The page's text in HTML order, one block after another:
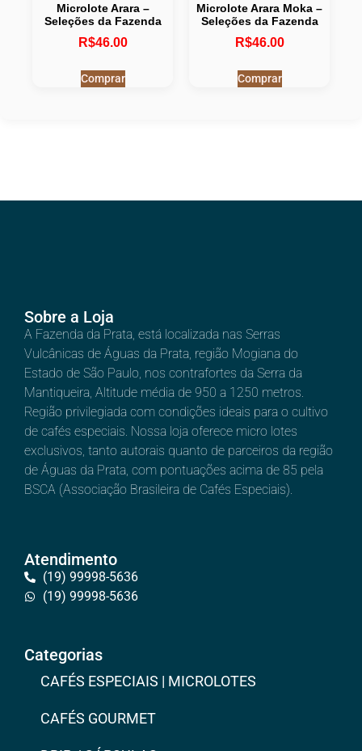
Microlote Arara –
Seleções da Fazenda
R$46.00
Comprar
Microlote Arara Moka –
Seleções da Fazenda
R$46.00
Comprar
Sobre a Loja
A Fazenda da Prata, está localizada nas Serras
Vulcânicas de Águas da Prata, região Mogiana do
Estado de São Paulo, nos contrafortes da Serra da
Mantiqueira, Altitude média de 950 a 1250 metros.
Região privilegiada com condições ideais para o cultivo
de cafés especiais. Nossa loja oferece micro lotes
exclusivos, tanto autorais quanto de parceiros da região
de Águas da Prata, com pontuações acima de 85 pela
BSCA (Associação Brasileira de Cafés Especiais).
Atendimento
(19) 99998-5636
(19) 99998-5636
Categorias
CAFÉS ESPECIAIS | MICROLOTES
CAFÉS GOURMET